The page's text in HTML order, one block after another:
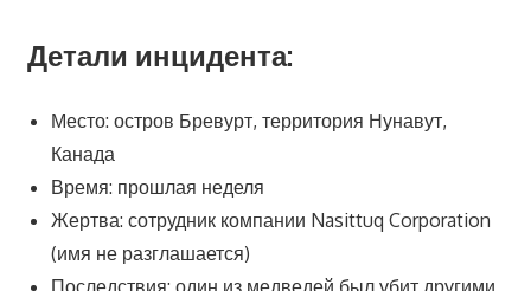
Детали инцидента:
Место: остров Бревурт, территория Нунавут,
Канада
Время: прошлая неделя
Жертва: сотрудник компании Nasittuq Corporation
(имя не разглашается)
Последствия: один из медведей был убит другими